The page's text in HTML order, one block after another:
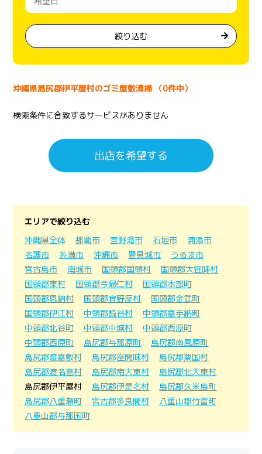
絞り込む
沖縄県島尻郡伊平屋村のゴミ屋敷清掃 （0件中）
検索条件に合致するサービスがありません
出店を希望する
エリアで絞り込む
沖縄県全体
那覇市 宜野湾市 石垣市
浦添市
名護市
糸満市 沖縄市 豊見城市
うるま市
宮古島市
南城市 国頭郡国頭村
国頭郡大宜味村
国頭郡東村
国頭郡今帰仁村
国頭郡本部町
国頭郡恩納村
国頭郡宜野座村
国頭郡金武町
国頭郡伊江村
中頭郡読谷村
中頭郡嘉手納町
中頭郡北谷町
中頭郡中城村
中頭郡西原町
中頭郡西原町
島尻郡与那原町
島尻郡南風原町
島尻郡渡嘉敷村
島尻郡座間味村
島尻郡粟国村
島尻郡渡名喜村
島尻郡南大東村
島尻郡北大東村
島尻郡伊平屋村
島尻郡伊是名村
島尻郡久米島町
島尻郡八重瀬町
宮古郡多良間村
八重山郡竹富町
八重山郡与那国町